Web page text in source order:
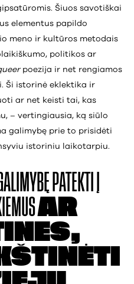
Šiuos savotiškai
elementus papildo
meno ir kultūros metodais
politikos ar
poezija ir net rengiamos
Ši istorinė eklektika ir
ar net keisti tai, kas
– vertingiausia, ką siūlo
galimybę prie to prisidėti
istoriniu laikotarpiu.
GALIMYBĘ PATEKTI Į
AR